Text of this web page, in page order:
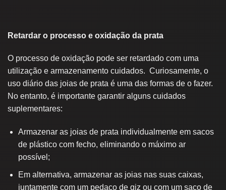
Retardar o processo e oxidação da prata
O processo de oxidação pode ser retardado com uma
utilização e armazenamento cuidados. Curiosamente, o
uso diário das joias de prata é uma das formas de o fazer.
No entanto, é importante garantir alguns cuidados
suplementares:
Armazenar as joias de prata individualmente em sacos
de plástico com fecho, eliminando o máximo ar
possível;
Em alternativa, armazenar as joias nas suas caixas,
juntamente com um pedaço de giz ou com um saco de